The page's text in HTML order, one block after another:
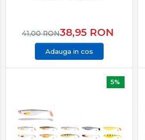
38,95 RON
41,00RON
Adauga in cos
5%